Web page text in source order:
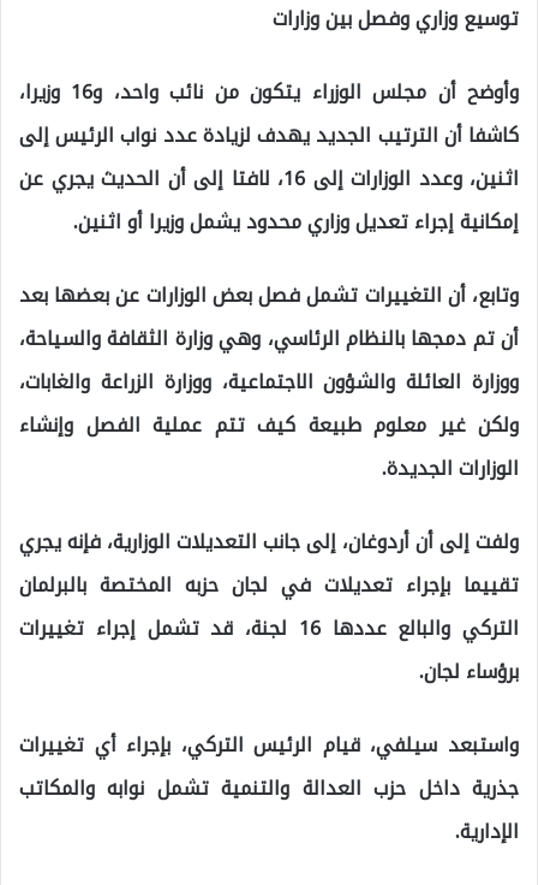
توسيع وزاري وفصل بين وزارات
وأوضح أن مجلس الوزراء يتكون من نائب واحد، و16 وزيرا،
كاشفا أن الترتيب الجديد يهدف لزيادة عدد نواب الرئيس إلى
اثنين، وعدد الوزارات إلى 16، لافتا إلى أن الحديث يجري عن
إمكانية إجراء تعديل وزاري محدود يشمل وزيرا أو اثنين.
وتابع، أن التغييرات تشمل فصل بعض الوزارات عن بعضها بعد
أن تم دمجها بالنظام الرئاسي، وهي وزارة الثقافة والسياحة،
ووزارة العائلة والشؤون الاجتماعية، ووزارة الزراعة والغابات،
ولكن غير معلوم طبيعة كيف تتم عملية الفصل وإنشاء
الوزارات الجديدة.
ولفت إلى أن أردوغان، إلى جانب التعديلات الوزارية، فإنه يجري
تقييما بإجراء تعديلات في لجان حزبه المختصة بالبرلمان
التركي والبالع عددها 16 لجنة، قد تشمل إجراء تغييرات
برؤساء لجان.
واستبعد سيلفي، قيام الرئيس التركي، بإجراء أي تغييرات
جذرية داخل حزب العدالة والتنمية تشمل نوابه والمكاتب
الإدارية.